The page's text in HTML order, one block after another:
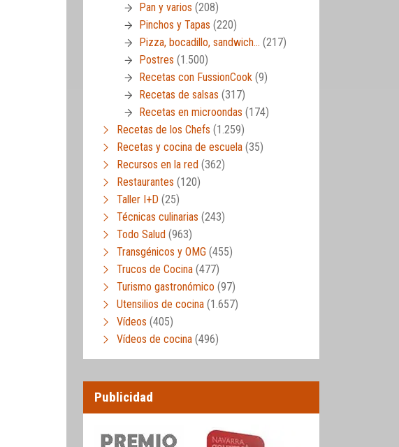
Pan y varios (208)
Pinchos y Tapas (220)
Pizza, bocadillo, sandwich… (217)
Postres (1.500)
Recetas con FussionCook (9)
Recetas de salsas (317)
Recetas en microondas (174)
Recetas de los Chefs (1.259)
Recetas y cocina de escuela (35)
Recursos en la red (362)
Restaurantes (120)
Taller I+D (25)
Técnicas culinarias (243)
Todo Salud (963)
Transgénicos y OMG (455)
Trucos de Cocina (477)
Turismo gastronómico (97)
Utensilios de cocina (1.657)
Vídeos (405)
Vídeos de cocina (496)
Publicidad